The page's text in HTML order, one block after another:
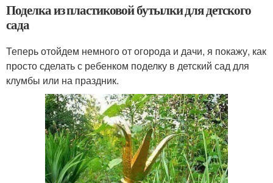
Поделка из пластиковой бутылки для детского
сада
Теперь отойдем немного от огорода и дачи, я покажу, как
просто сделать с ребенком поделку в детский сад для
клумбы или на праздник.